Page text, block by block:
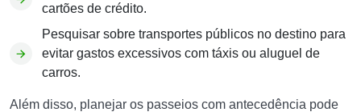
cartões de crédito.
Pesquisar sobre transportes públicos no destino para
evitar gastos excessivos com táxis ou aluguel de
carros.
Além disso, planejar os passeios com antecedência pode